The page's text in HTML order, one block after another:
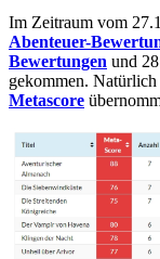
Im Zeitraum vom
Abenteuer-
Bewertungen und
gekommen.
Metascore